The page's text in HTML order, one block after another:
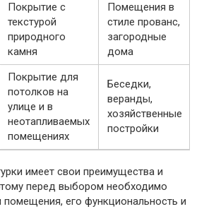
Покрытие с
текстурой
природного
камня
Помещения в
стиле прованс,
загородные
дома
Покрытие для
потолков на
улице и в
неотапливаемых
помещениях
Беседки,
веранды,
хозяйственные
постройки
имеет свои преимущества и
перед выбором необходимо
помещения, его функциональность и